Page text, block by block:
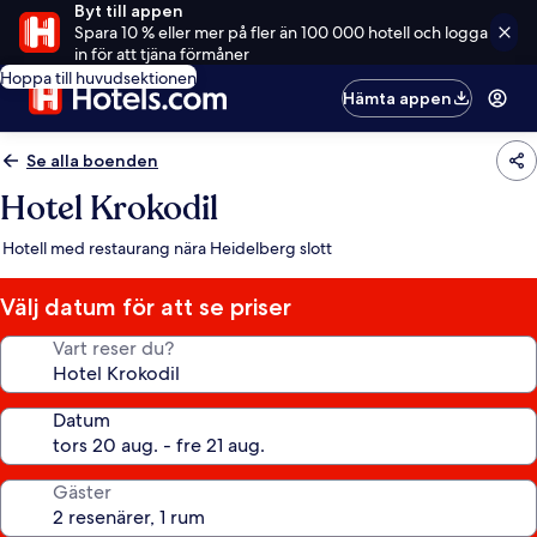
Byt till appen
Spara 10 % eller mer på fler än 100 000 hotell och logga
in för att tjäna förmåner
Hoppa till huvudsektionen
Hämta appen
Se alla boenden
Hotel Krokodil
Hotell med restaurang nära Heidelberg slott
Välj datum för att se priser
Vart reser du?
Datum
Gäster